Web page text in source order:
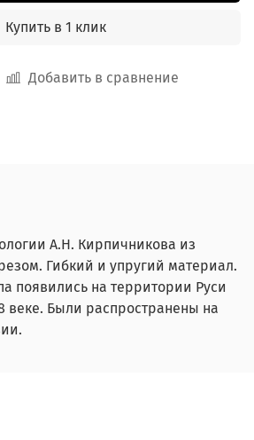
Добавить в сравнение
Купить в 1 клик
А.Н. Кирпичникова из
Гибкий и упругий материал.
появились на территории Руси
веке. Были распространены на